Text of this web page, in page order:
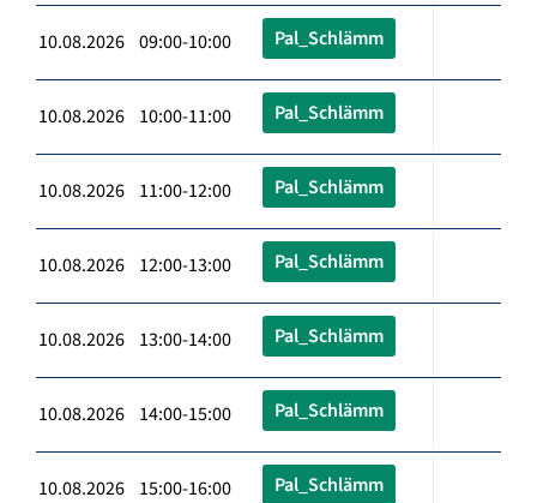
10.08.2026 09:00-10:00 Pal_Schlämm
10.08.2026 10:00-11:00 Pal_Schlämm
10.08.2026 11:00-12:00 Pal_Schlämm
10.08.2026 12:00-13:00 Pal_Schlämm
10.08.2026 13:00-14:00 Pal_Schlämm
10.08.2026 14:00-15:00 Pal_Schlämm
10.08.2026 15:00-16:00 Pal_Schlämm